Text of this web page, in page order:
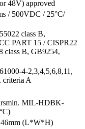
48V) approved
/ 500VDC / 25°C/
class B,
PART 15 / CISPR22
class B, GB9254,
4-2,3,4,5,6,8,11,
criteria A
MIL-HDBK-
(L*W*H)